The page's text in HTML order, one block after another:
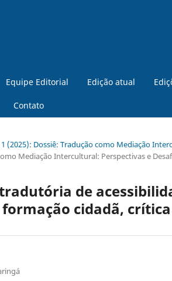
Equipe Editorial Edição atual
Contato
1 (2025): Dossiê: Tradução como Mediação
Mediação Intercultural: Perspectivas e
de
cidadã,